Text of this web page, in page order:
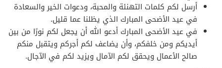
أرسل لكم كلمات التهنئة والمحبة، ودعوات الخير والسعادة
في عيد الأضحى المبارك الذي يظلنا عما قليل.
في عيد الأضحى المبارك أدعو الله أن يجعل لكم نورًا من بين
أيديكم ومن خلفكم، وأن يضاعف لكم أجركم ويتقبل منكم
صالح الأعمال ويحقق لكم الآمال ويزيد لكم في الآجال.